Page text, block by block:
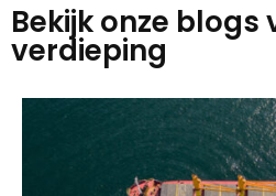
Bekijk onze blogs
verdieping